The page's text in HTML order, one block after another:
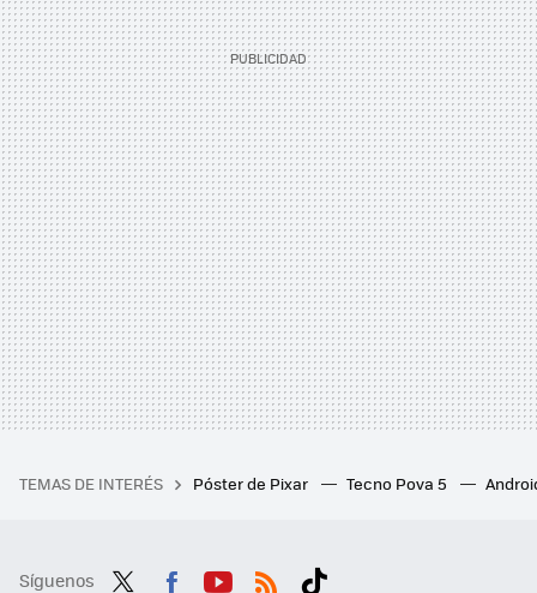
TEMAS DE INTERÉS Póster de Pixar Tecno Pova 5
Síguenos